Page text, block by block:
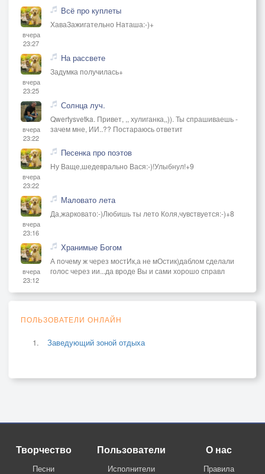
вчера
23:27
Всё про куплеты
ХаваЗажигательно Наташа:-)+
вчера
23:25
На рассвете
Задумка получилась+
вчера
23:22
Солнца луч.
Qwertysvetka. Привет, ,, хулиганка,,)). Ты спрашиваешь -
зачем мне, ИИ..?? Постараюсь ответит
вчера
23:22
Песенка про поэтов
Ну Ваще,шедеврально Вася:-)!Улыбнул!+9
вчера
23:16
Маловато лета
Да,жарковато:-)Любишь ты лето Коля,чувствуется:-)+8
вчера
23:12
Хранимые Богом
А почему ж через мостИк,а не мОстик)даблом сделали
голос через ии...да вроде Вы и сами хорошо справл
ПОЛЬЗОВАТЕЛИ ОНЛАЙН
Заведующий зоной отдыха
Творчество
Песни
Пользователи
Исполнители
О нас
Правила